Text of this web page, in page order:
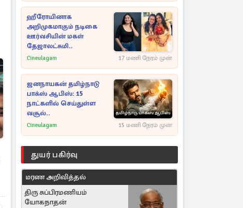
ஹீரோயினாக
அறிமுகமாகும் நடிகை
ஊர்வசியின் மகள்
தேஜாலட்சுமி..
Cineulagam 17 மணி நேரம் முன்
ஜனநாயகன் தமிழ்நாடு
பாக்ஸ் ஆபிஸ்: 15
நாட்களில் செய்துள்ள
வசூல்..
Cineulagam 15 மணி நேரம் முன்
துயர் பகிர்வு
மரண அறிவித்தல்
திரு சுப்பிரமணியம்
யோகநாதன்